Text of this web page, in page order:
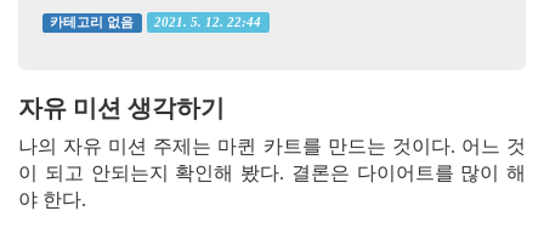
카테고리 없음 2021. 5. 12. 22:44
자유 미션 생각하기
나의 자유 미션 주제는 마퀸 카트를 만드는 것이다. 어느 것
이 되고 안되는지 확인해 봤다. 결론은 다이어트를 많이 해
야 한다.